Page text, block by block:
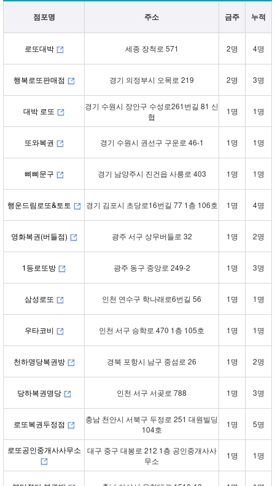
점포명 주소 금주 누적
로또대박 세종 장척로 571 2명 4명
행복로또판매점 경기 의정부시 오목로 219 2명 3명
대박 로또
경기 수원시 장안구 수성로261번길 81 신
협
1명 1명
또와복권 경기 수원시 권선구 구운로 46-1 1명 1명
삐삐문구 경기 남양주시 진건읍 사릉로 403 1명 1명
행운드림로또&토토 경기 김포시 초당로16번길 77 1층 106호 1명 4명
영화복권(버들점) 광주 서구 상무버들로 32 1명 2명
1등로또방 광주 동구 중앙로 249-2 1명 3명
삼성로또 인천 연수구 학나래로6번길 56 1명 1명
우타코비 인천 서구 승학로 470 1층 105호 1명 1명
천하명당복권방 경북 포항시 남구 중섬로 26 1명 2명
당하복권명당 인천 서구 서곶로 788 1명 3명
로또복권두정점
충남 천안시 서북구 두정로 251 대원빌딩
104호
1명 5명
로또공인중개사사무소
대구 중구 대봉로 212 1층 공인중개사사
무소
1명 1명